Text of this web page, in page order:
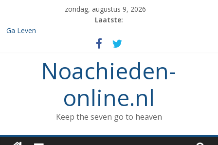
inhoud
zondag, augustus 9, 2026
Laatste:
Ga Leven
De de 7 geboden die aan Noach werd gegeven en het verbod op
enige vorm van rituele Sabbat rust.
Het verzamelen van dieren in de ark
Wat kunnen Noachieden lezen tijdens Tishe B’Av?
Noachieden-
online.nl
Keep the seven go to heaven